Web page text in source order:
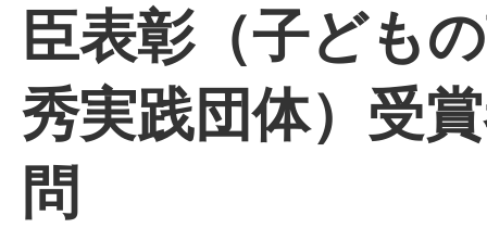
臣表彰（子ども
秀実践団体）受
問